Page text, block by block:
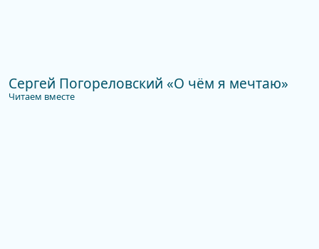
Сергей Погореловский «О чём я мечтаю»
Читаем вместе